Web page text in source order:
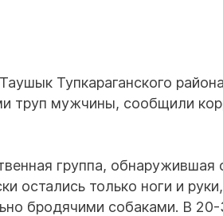
Тупкараганского
труп мужчины, сообщили
группа, обнаружившая
остались только ноги и
бродячими собаками. В